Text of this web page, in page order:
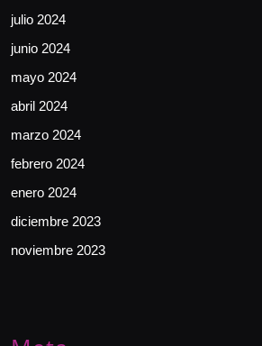
julio 2024
junio 2024
mayo 2024
abril 2024
marzo 2024
febrero 2024
enero 2024
diciembre 2023
noviembre 2023